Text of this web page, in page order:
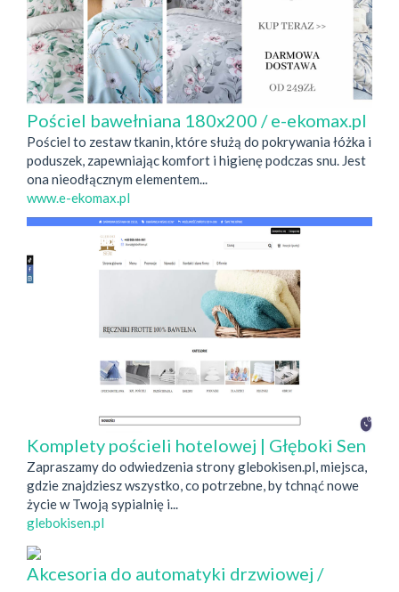
Pościel bawełniana 180x200 / e-ekomax.pl
Pościel to zestaw tkanin, które służą do pokrywania łóżka i
poduszek, zapewniając komfort i higienę podczas snu. Jest
ona nieodłącznym elementem...
www.e-ekomax.pl
Komplety pościeli hotelowej | Głęboki Sen
Zapraszamy do odwiedzenia strony glebokisen.pl, miejsca,
gdzie znajdziesz wszystko, co potrzebne, by tchnąć nowe
życie w Twoją sypialnię i...
glebokisen.pl
Akcesoria do automatyki drzwiowej /